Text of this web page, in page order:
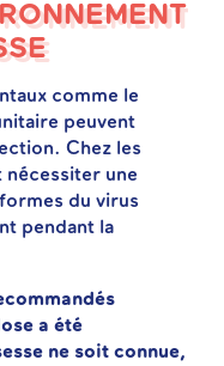
comme le
peuvent
Chez les
nécessiter une
du virus
pendant la
a été
ne soit connue,